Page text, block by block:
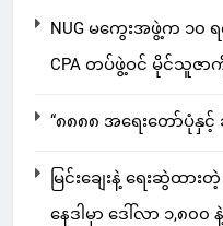
NUG မကွေးအဖွဲ့က ၁၀
CPA တပ်ဖွဲ့ဝင် မိုင်သူဇ
“၈၈၈၈ အရေးတော်ပုံနှင့်
မြင်းချေးနဲ့ ရေးဆွဲထာ
နေဒါမှာ ဒေါ်လာ ၁,၈၀